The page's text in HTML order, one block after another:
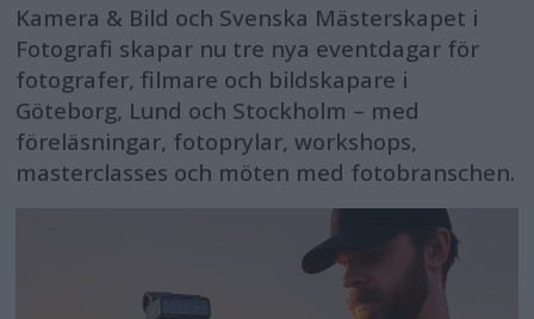
Kamera & Bild och Svenska Mästerskapet i
Fotografi skapar nu tre nya eventdagar för
fotografer, filmare och bildskapare i
Göteborg, Lund och Stockholm – med
föreläsningar, fotoprylar, workshops,
masterclasses och möten med fotobranschen.